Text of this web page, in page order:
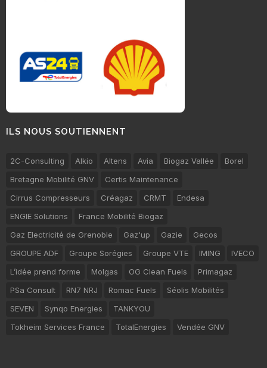
ILS NOUS SOUTIENNENT
2C-Consulting Alkio Altens Avia Biogaz Vallée
Borel
Bretagne Mobilité GNV
Certis Maintenance
Cirrus Compresseurs
Créagaz CRMT
Endesa
ENGIE Solutions
France Mobilité Biogaz
Gaz Electricité de Grenoble
Gaz'up Gazie
Gecos
GROUPE ADF
Groupe Sorégies Groupe VTE IMING
IVECO
L’idée prend forme
Molgas OG Clean Fuels
Primagaz
PSa Consult
RN7 NRJ Romac Fuels
Séolis Mobilités
SEVEN
Synqo Energies
TANKYOU
Tokheim Services France
TotalEnergies Vendée GNV